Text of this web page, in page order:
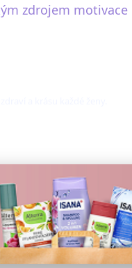
zdrojem motivace